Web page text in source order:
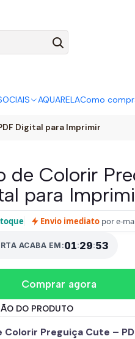
AQUARELAComo
Digital para Imprimir
de Colorir
para
Envio imediato por e-
ACABA EM:01:29:52
Comprar agora
DO PRODUTO
Colorir Preguiça Cute –